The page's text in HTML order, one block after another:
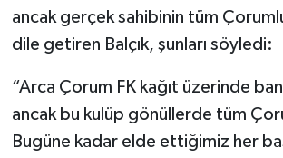
ancak gerçek sahibinin tüm
dile getiren Balçık, şunları söyledi:
“Arca Çorum FK kağıt üzerinde
ancak bu kulüp gönüllerde tüm
Bugüne kadar elde ettiğimiz her